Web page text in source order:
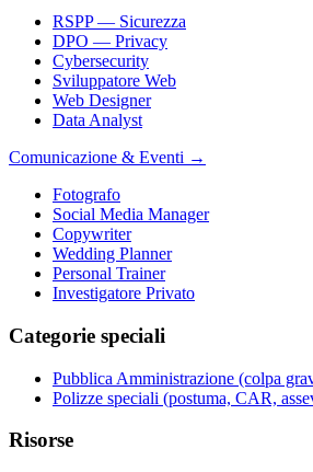
RSPP — Sicurezza
DPO — Privacy
Cybersecurity
Sviluppatore Web
Web Designer
Data Analyst
Comunicazione & Eventi →
Fotografo
Social Media Manager
Copywriter
Wedding Planner
Personal Trainer
Investigatore Privato
Categorie speciali
Pubblica Amministrazione (colpa
Polizze speciali (postuma, CAR,
Risorse